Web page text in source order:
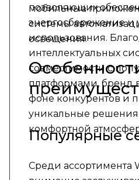
мобильные
системы
освещения.
позволяющих
энергосбережение и
использования.
интеллектуальных
совместимости с
платформами, бренд
фоне конкурентов и
уникальные решения
комфортной
Популярные
Среди ассортимента